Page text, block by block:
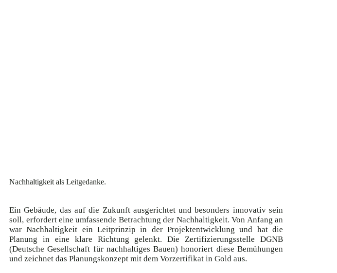
Nachhaltigkeit als Leitgedanke.
Ein Gebäude, das auf die Zukunft ausgerichtet und besonders innovativ sein
soll, erfordert eine umfassende Betrachtung der Nachhaltigkeit. Von Anfang an
war Nachhaltigkeit ein Leitprinzip in der Projektentwicklung und hat die
Planung in eine klare Richtung gelenkt. Die Zertifizierungsstelle DGNB
(Deutsche Gesellschaft für nachhaltiges Bauen) honoriert diese Bemühungen
und zeichnet das Planungskonzept mit dem Vorzertifikat in Gold aus.